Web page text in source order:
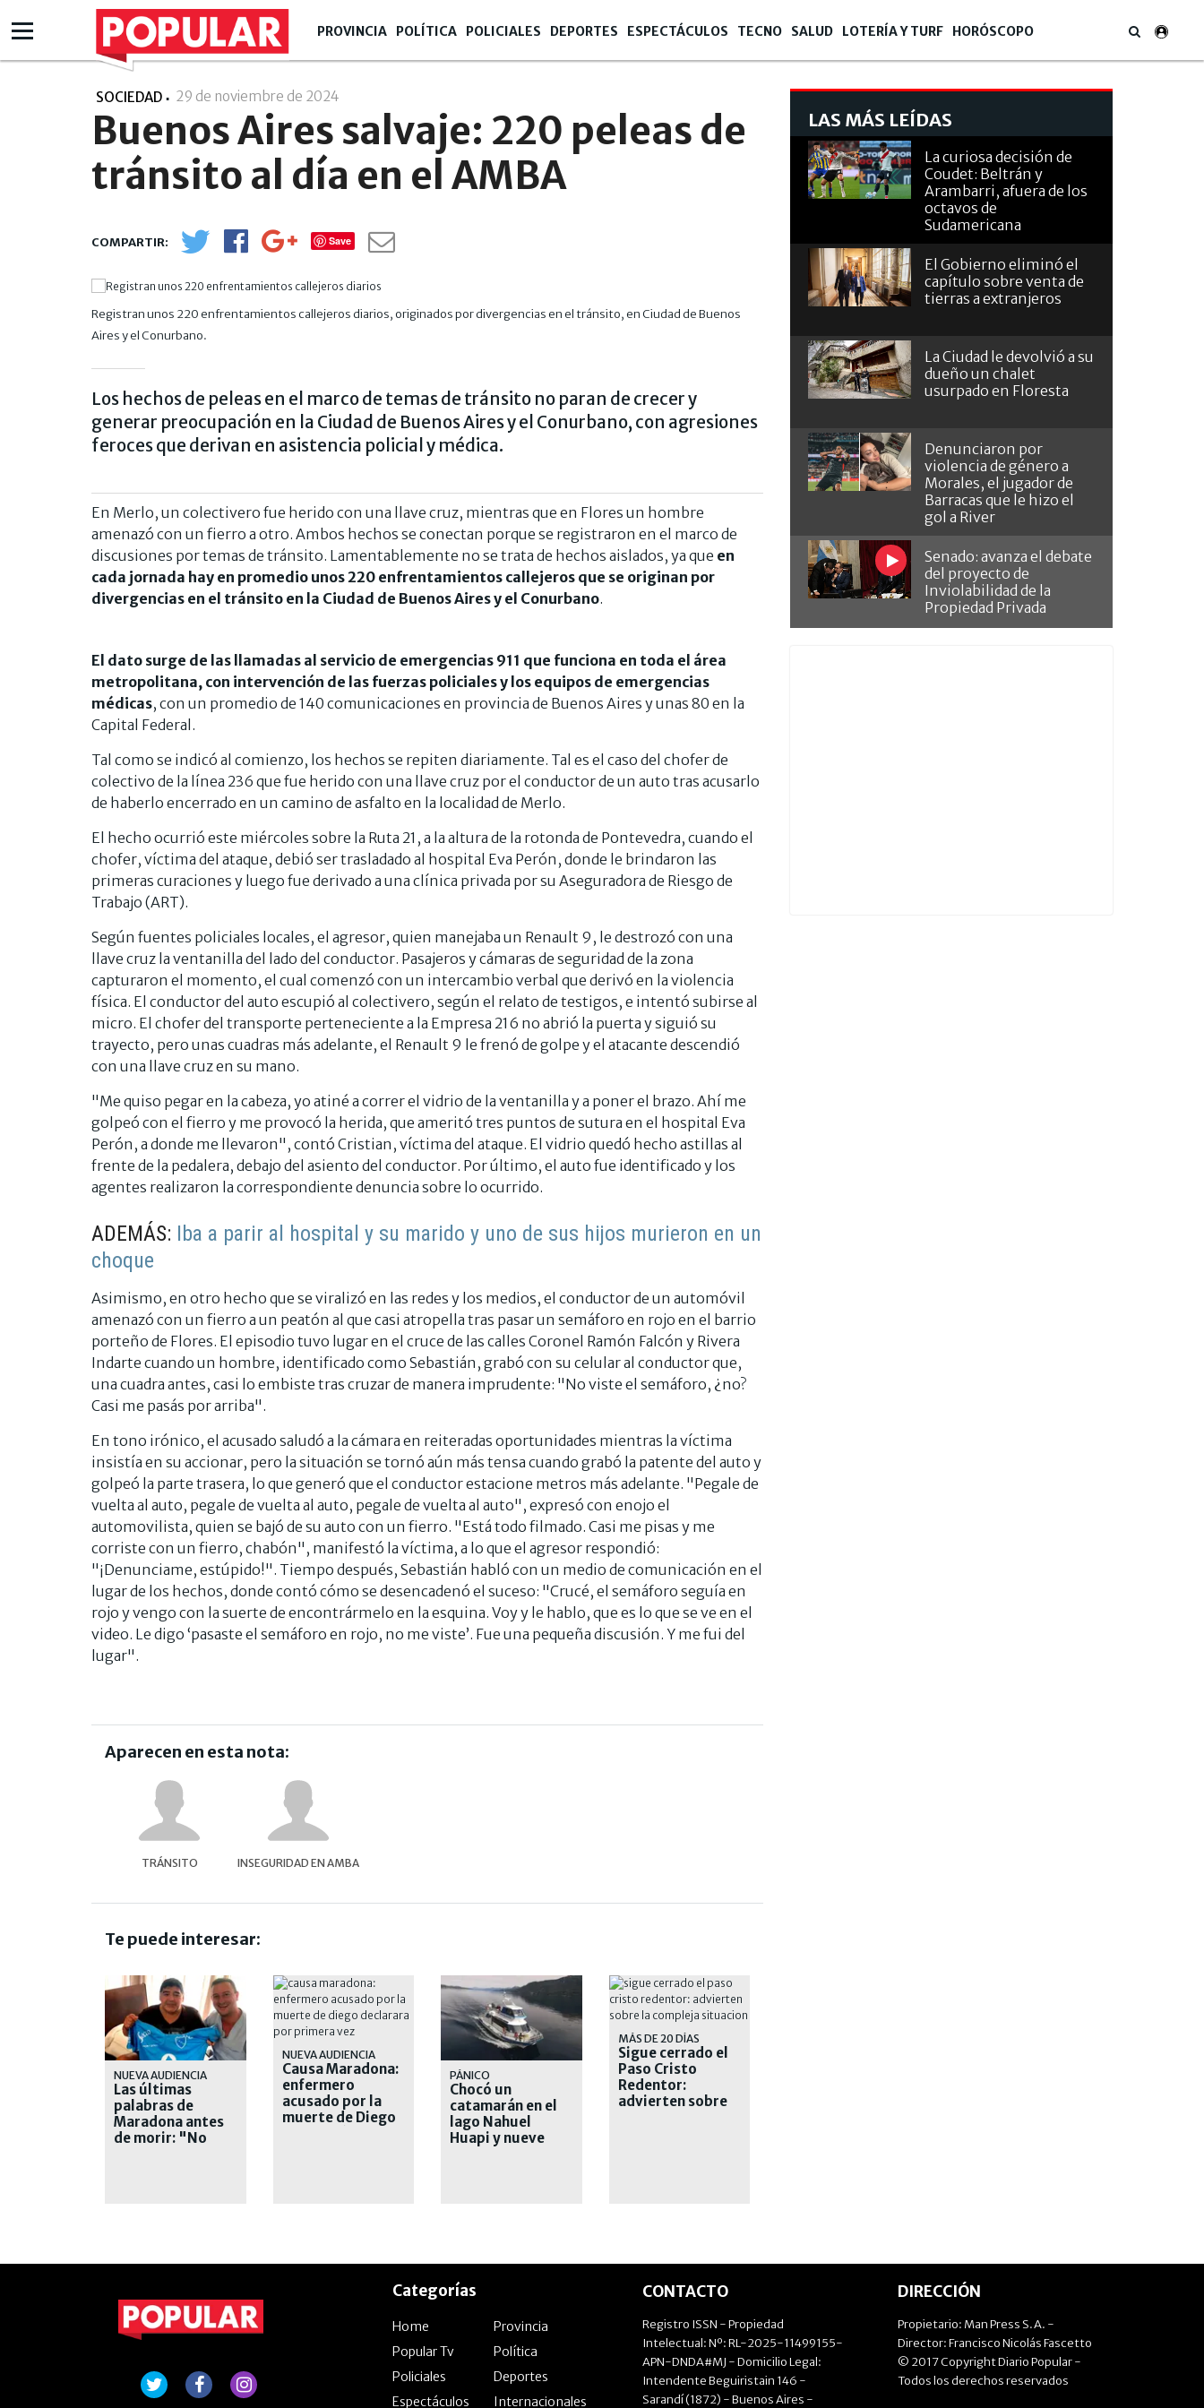
PROVINCIA POLÍTICA POLICIALES DEPORTES ESPECTÁCULOS TECNO SALUD LOTERÍA Y TURF HORÓSCOPO
SOCIEDAD 29 de noviembre de 2024
Buenos Aires salvaje: 220 peleas de
tránsito al día en el AMBA
Save
Registran unos 220 enfrentamientos callejeros diarios, originados por divergencias en el tránsito, en Ciudad de Buenos
Aires y el Conurbano.
Los hechos de peleas en el marco de temas de tránsito no paran de crecer y
generar preocupación en la Ciudad de Buenos Aires y el Conurbano, con agresiones
feroces que derivan en asistencia policial y médica.
En Merlo, un colectivero fue herido con una llave cruz, mientras que en Flores un hombre
amenazó con un fierro a otro. Ambos hechos se conectan porque se registraron en el marco de
discusiones por temas de tránsito. Lamentablemente no se trata de hechos aislados, ya que en
cada jornada hay en promedio unos 220 enfrentamientos callejeros que se originan por
divergencias en el tránsito en la Ciudad de Buenos Aires y el Conurbano.
El dato surge de las llamadas al servicio de emergencias 911 que funciona en toda el área
metropolitana, con intervención de las fuerzas policiales y los equipos de emergencias
médicas, con un promedio de 140 comunicaciones en provincia de Buenos Aires y unas 80 en la
Capital Federal.
Tal como se indicó al comienzo, los hechos se repiten diariamente. Tal es el caso del chofer de
colectivo de la línea 236 que fue herido con una llave cruz por el conductor de un auto tras acusarlo
de haberlo encerrado en un camino de asfalto en la localidad de Merlo.
El hecho ocurrió este miércoles sobre la Ruta 21, a la altura de la rotonda de Pontevedra, cuando el
chofer, víctima del ataque, debió ser trasladado al hospital Eva Perón, donde le brindaron las
primeras curaciones y luego fue derivado a una clínica privada por su Aseguradora de Riesgo de
Trabajo (ART).
Según fuentes policiales locales, el agresor, quien manejaba un Renault 9, le destrozó con una
llave cruz la ventanilla del lado del conductor. Pasajeros y cámaras de seguridad de la zona
capturaron el momento, el cual comenzó con un intercambio verbal que derivó en la violencia
física. El conductor del auto escupió al colectivero, según el relato de testigos, e intentó subirse al
micro. El chofer del transporte perteneciente a la Empresa 216 no abrió la puerta y siguió su
trayecto, pero unas cuadras más adelante, el Renault 9 le frenó de golpe y el atacante descendió
con una llave cruz en su mano.
"Me quiso pegar en la cabeza, yo atiné a correr el vidrio de la ventanilla y a poner el brazo. Ahí me
golpeó con el fierro y me provocó la herida, que ameritó tres puntos de sutura en el hospital Eva
Perón, a donde me llevaron", contó Cristian, víctima del ataque. El vidrio quedó hecho astillas al
frente de la pedalera, debajo del asiento del conductor. Por último, el auto fue identificado y los
agentes realizaron la correspondiente denuncia sobre lo ocurrido.
ADEMÁS: Iba a parir al hospital y su marido y uno de sus hijos murieron en un
choque
Asimismo, en otro hecho que se viralizó en las redes y los medios, el conductor de un automóvil
amenazó con un fierro a un peatón al que casi atropella tras pasar un semáforo en rojo en el barrio
porteño de Flores. El episodio tuvo lugar en el cruce de las calles Coronel Ramón Falcón y Rivera
Indarte cuando un hombre, identificado como Sebastián, grabó con su celular al conductor que,
una cuadra antes, casi lo embiste tras cruzar de manera imprudente: "No viste el semáforo, ¿no?
Casi me pasás por arriba".
En tono irónico, el acusado saludó a la cámara en reiteradas oportunidades mientras la víctima
insistía en su accionar, pero la situación se tornó aún más tensa cuando grabó la patente del auto y
golpeó la parte trasera, lo que generó que el conductor estacione metros más adelante. "Pegale de
vuelta al auto, pegale de vuelta al auto, pegale de vuelta al auto", expresó con enojo el
automovilista, quien se bajó de su auto con un fierro. "Está todo filmado. Casi me pisas y me
corriste con un fierro, chabón", manifestó la víctima, a lo que el agresor respondió:
"¡Denunciame, estúpido!". Tiempo después, Sebastián habló con un medio de comunicación en el
lugar de los hechos, donde contó cómo se desencadenó el suceso: "Crucé, el semáforo seguía en
rojo y vengo con la suerte de encontrármelo en la esquina. Voy y le hablo, que es lo que se ve en el
video. Le digo ‘pasaste el semáforo en rojo, no me viste’. Fue una pequeña discusión. Y me fui del
lugar".
Aparecen en esta nota:
TRÁNSITO INSEGURIDAD EN AMBA
Te puede interesar:
NUEVA AUDIENCIA
Las últimas
palabras de
Maradona antes
de morir: "No
NUEVA AUDIENCIA
Causa Maradona:
enfermero
acusado por la
muerte de Diego
PÁNICO
Chocó un
catamarán en el
lago Nahuel
Huapi y nueve
MÁS DE 20 DÍAS
Sigue cerrado el
Paso Cristo
Redentor:
advierten sobre
LAS MÁS LEÍDAS
La curiosa decisión de
Coudet: Beltrán y
Arambarri, afuera de los
octavos de
Sudamericana
El Gobierno eliminó el
capítulo sobre venta de
tierras a extranjeros
La Ciudad le devolvió a su
dueño un chalet
usurpado en Floresta
Denunciaron por
violencia de género a
Morales, el jugador de
Barracas que le hizo el
gol a River
Senado: avanza el debate
del proyecto de
Inviolabilidad de la
Propiedad Privada
Categorías
Home
Provincia
Popular Tv
Política
Policiales
Deportes
Espectáculos
Internacionales
CONTACTO
Registro ISSN - Propiedad
Intelectual: Nº: RL-2025-11499155-
APN-DNDA#MJ - Domicilio Legal:
Intendente Beguiristain 146 -
Sarandí (1872) - Buenos Aires -
DIRECCIÓN
Propietario: Man Press S.A. -
Director: Francisco Nicolás Fascetto
© 2017 Copyright Diario Popular -
Todos los derechos reservados